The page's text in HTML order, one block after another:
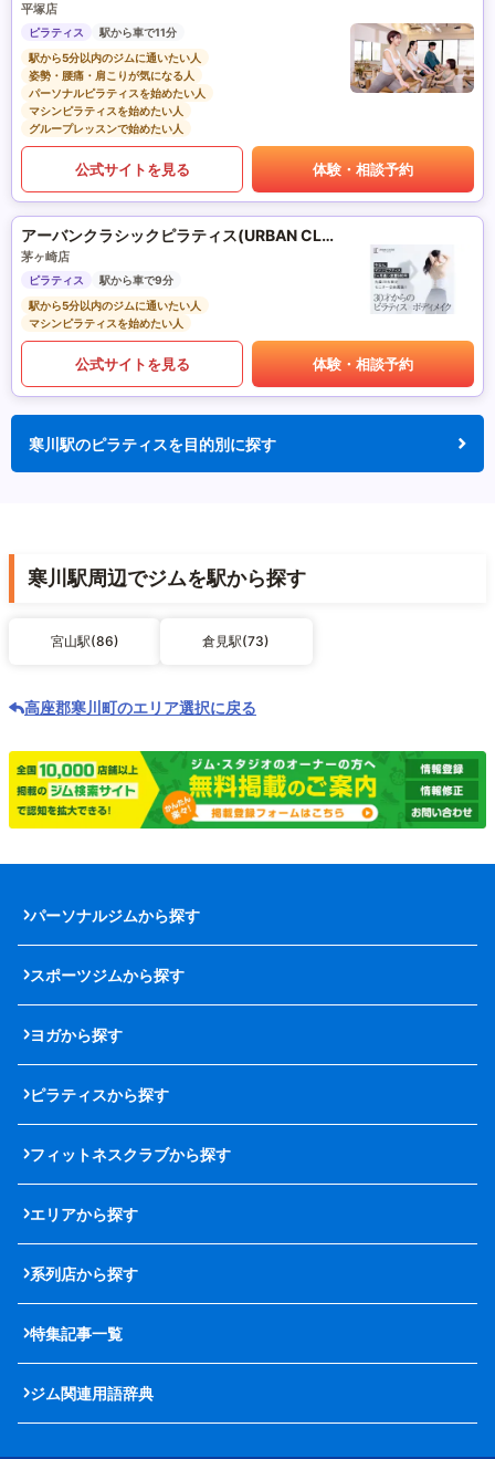
平塚店
ピラティス
駅から車で11分
駅から5分以内のジムに通いたい人
姿勢・腰痛・肩こりが気になる人
パーソナルピラティスを始めたい人
マシンピラティスを始めたい人
グループレッスンで始めたい人
公式サイトを見る 体験・相談予約
アーバンクラシックピラティス(URBAN CLASSIC PILATES)
茅ヶ崎店
ピラティス
駅から車で9分
駅から5分以内のジムに通いたい人
マシンピラティスを始めたい人
公式サイトを見る 体験・相談予約
寒川駅のピラティスを目的別に探す
寒川駅周辺でジムを駅から探す
宮山駅(86) 倉見駅(73)
高座郡寒川町のエリア選択に戻る
パーソナルジムから探す
スポーツジムから探す
ヨガから探す
ピラティスから探す
フィットネスクラブから探す
エリアから探す
系列店から探す
特集記事一覧
ジム関連用語辞典